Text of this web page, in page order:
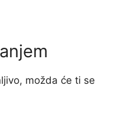
možda će ti se